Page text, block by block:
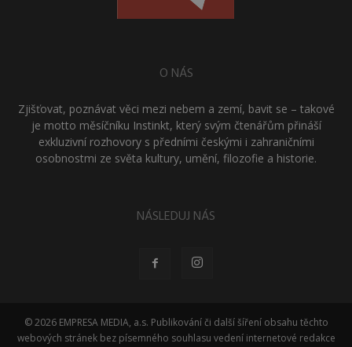
O NÁS
Zjišťovat, poznávat věci mezi nebem a zemí, bavit se – takové
je motto měsíčníku Instinkt, který svým čtenářům přináší
exkluzivní rozhovory s předními českými i zahraničními
osobnostmi ze světa kultury, umění, filozofie a historie.
NÁSLEDUJ NÁS
© 2026 EMPRESA MEDIA, a.s. Publikování či další šíření obsahu těchto
webových stránek bez písemného souhlasu vedení internetové redakce